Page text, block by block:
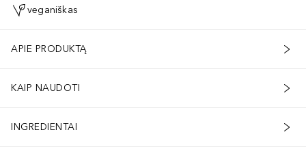
veganiškas
APIE PRODUKTĄ
KAIP NAUDOTI
INGREDIENTAI